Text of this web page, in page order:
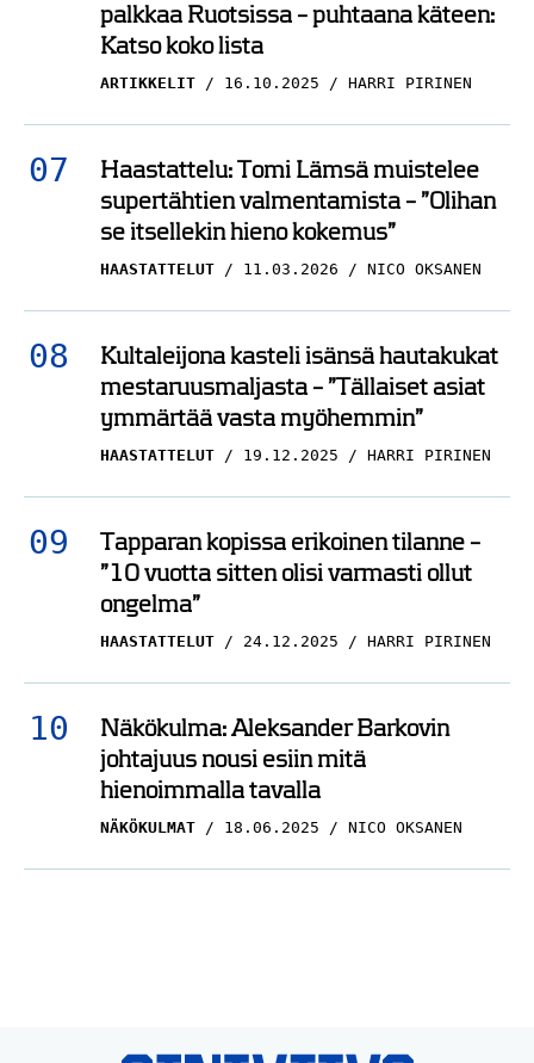
palkkaa Ruotsissa – puhtaana käteen:
Katso koko lista
ARTIKKELIT 16.10.2025 HARRI PIRINEN
Haastattelu: Tomi Lämsä muistelee
supertähtien valmentamista – ”Olihan
se itsellekin hieno kokemus”
HAASTATTELUT 11.03.2026 NICO OKSANEN
Kultaleijona kasteli isänsä hautakukat
mestaruusmaljasta – ”Tällaiset asiat
ymmärtää vasta myöhemmin”
HAASTATTELUT 19.12.2025 HARRI PIRINEN
Tapparan kopissa erikoinen tilanne –
”10 vuotta sitten olisi varmasti ollut
ongelma”
HAASTATTELUT 24.12.2025 HARRI PIRINEN
Näkökulma: Aleksander Barkovin
johtajuus nousi esiin mitä
hienoimmalla tavalla
NÄKÖKULMAT 18.06.2025 NICO OKSANEN